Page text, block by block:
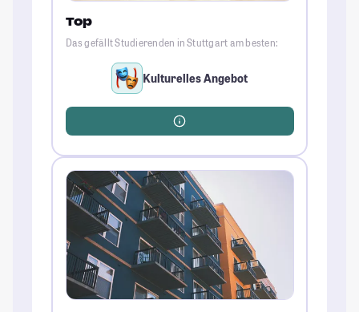
Top
Das gefällt Studierenden in Stuttgart am besten:
Kulturelles Angebot